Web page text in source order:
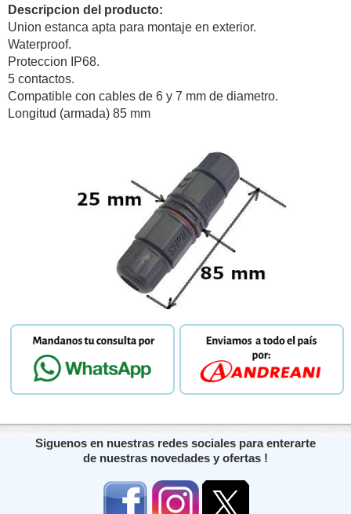
Descripcion del producto:
Union estanca apta para montaje en exterior.
Waterproof.
Proteccion IP68.
5 contactos.
Compatible con cables de 6 y 7 mm de diametro.
Longitud (armada) 85 mm
Siguenos en nuestras redes sociales para enterarte
de nuestras novedades y ofertas !